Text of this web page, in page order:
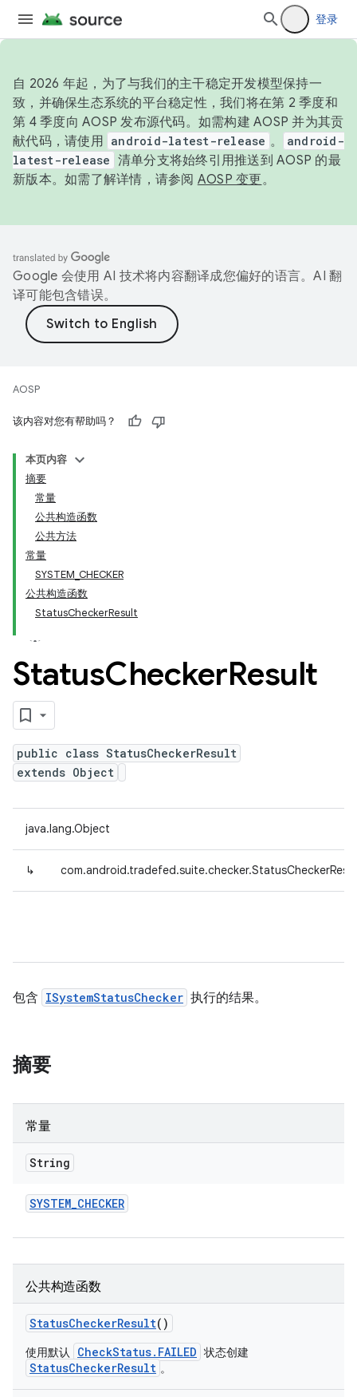
登录
自 2026 年起，为了与我们的主干稳定开发模型保持一
致，并确保生态系统的平台稳定性，我们将在第 2 季度和
第 4 季度向 AOSP 发布源代码。如需构建 AOSP 并为其贡
献代码，请使用 android-latest-release 。
android-
latest-release 清单分支将始终引用推送到 AOSP 的最
新版本。如需了解详情，请参阅 AOSP 变更。
Google 会使用 AI 技术将内容翻译成您偏好的语言。AI 翻
译可能包含错误。
AOSP
该内容对您有帮助吗？
本页内容
摘要
常量
公共构造函数
公共方法
常量
SYSTEM_CHECKER
公共构造函数
StatusCheckerResult
StatusCheckerResult
public class StatusCheckerResult
extends Object
java.lang.Object
↳
包含 ISystemStatusChecker 执行的结果。
摘要
常量
String
SYSTEM_CHECKER
公共构造函数
StatusCheckerResult()
使用默认 CheckStatus.FAILED 状态创建
StatusCheckerResult 。